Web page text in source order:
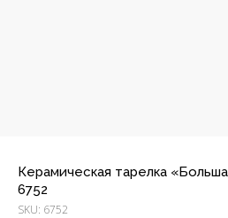
Керамическая тарелка
6752
SKU: 6752